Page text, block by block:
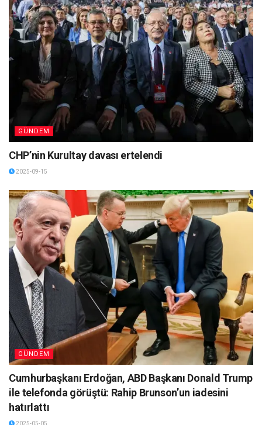
GÜNDEM
CHP’nin Kurultay davası ertelendi
2025-09-15
GÜNDEM
Cumhurbaşkanı Erdoğan, ABD Başkanı Donald Trump
ile telefonda görüştü: Rahip Brunson’un iadesini
hatırlattı
2025-05-05